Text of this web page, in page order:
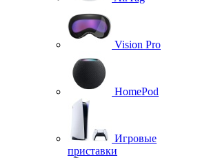
Vision Pro
HomePod
Игровые
приставки